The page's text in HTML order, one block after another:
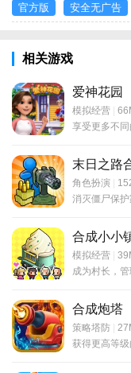
官方版 安全无广告
相关游戏
爱神花园
模拟经营 |
享受更多不
末日之路
角色扮演 |
消灭僵尸保
合成小小
模拟经营 |
成为村长，管
合成炮塔
策略塔防 |
获得更高等